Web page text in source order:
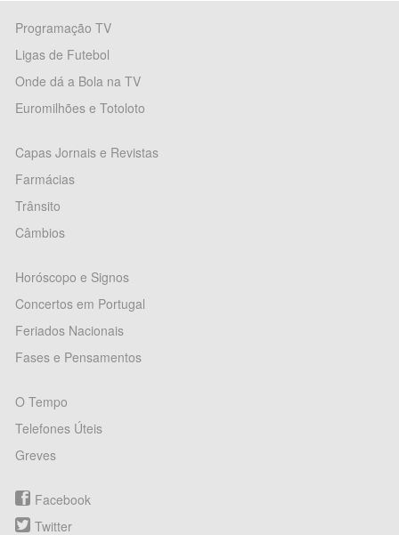
Programação TV
Ligas de Futebol
Onde dá a Bola na TV
Euromilhões e Totoloto
Capas Jornais e Revistas
Farmácias
Trânsito
Câmbios
Horóscopo e Signos
Concertos em Portugal
Feriados Nacionais
Fases e Pensamentos
O Tempo
Telefones Úteis
Greves
Facebook
Twitter